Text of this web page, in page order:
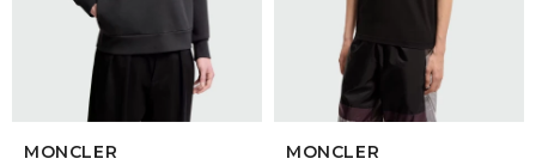
SELECCIONAR TALLE
MONCLER
SELECCIONAR TALLE
MONCLER